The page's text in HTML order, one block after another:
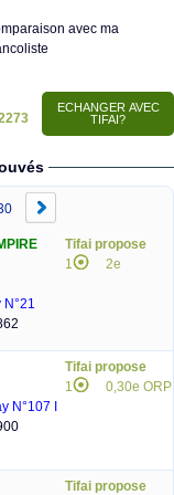
avec ma
N°21
Tifai propose
1
2e
N°107 I
Tifai propose
1
0,30e ORP
Tifai propose